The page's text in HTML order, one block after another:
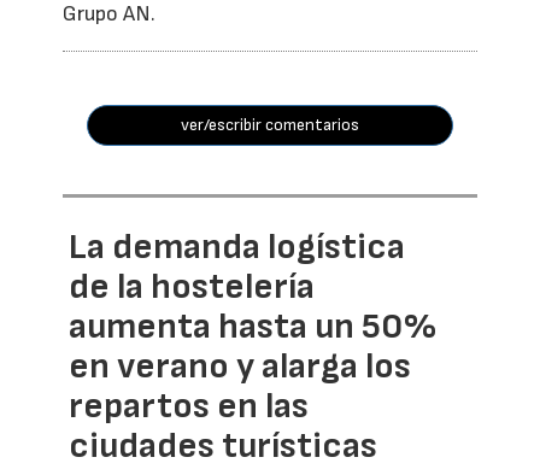
Grupo AN.
ver/escribir comentarios
La demanda logística
de la hostelería
aumenta hasta un 50%
en verano y alarga los
repartos en las
ciudades turísticas